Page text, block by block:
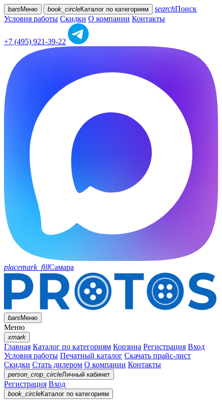
bars Меню book_circleКаталог по категориям searchПоиск
Условия работы Скидки О компании Контакты
+7 (495) 921-39-22
placemark_fillСамара
barsМеню
Меню
xmark
Главная Каталог по категориям Корзина Регистрация Вход
Условия работы Печатный каталог Скачать прайс-лист
Скидки Стать дилером О компании Контакты
person_crop_circleЛичный кабинет
Регистрация Вход
book_circleКаталог по категориям